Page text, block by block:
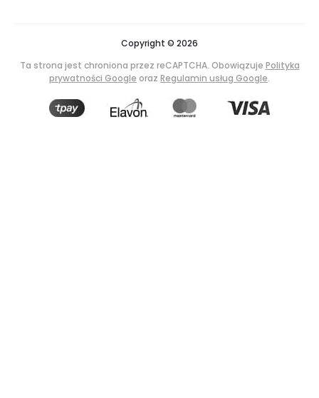
Copyright © 2026
Ta strona jest chroniona przez reCAPTCHA. Obowiązuje Polityka
prywatności Google oraz Regulamin usług Google.